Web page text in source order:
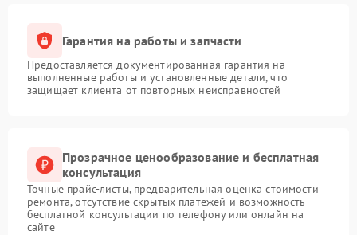
Гарантия на работы и запчасти
Предоставляется документированная гарантия на
выполненные работы и установленные детали, что
защищает клиента от повторных неисправностей
Прозрачное ценообразование и бесплатная
консультация
Точные прайс-листы, предварительная оценка стоимости
ремонта, отсутствие скрытых платежей и возможность
бесплатной консультации по телефону или онлайн на
сайте